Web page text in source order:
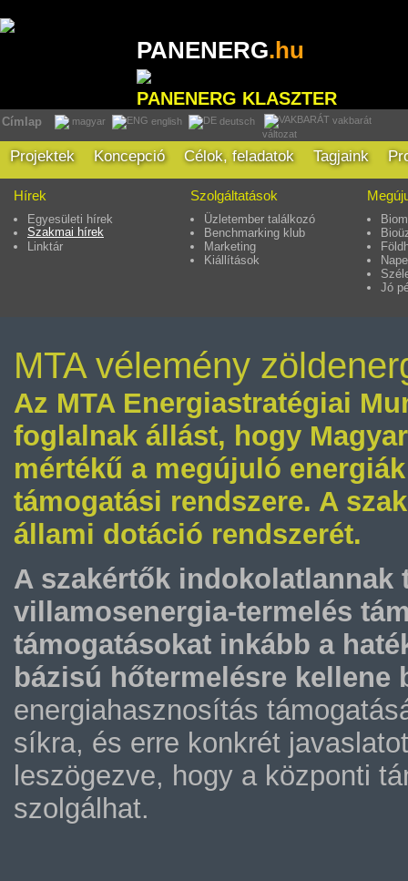
PANENERG.hu
PANENERG KLASZTER
Címlap magyar english deutsch
vakbarát
változat
Projektek Koncepció Célok, feladatok Tagjaink
Hírek
Egyesületi hírek
Szakmai hírek
Linktár
Szolgáltatások
Üzletember találkozó
Benchmarking klub
Marketing
Kiállítások
Jó
MTA vélemény
Az MTA Energiastratégiai
foglalnak állást, hogy
mértékű a megújuló
támogatási rendszere. A
állami dotáció rendszerét.
A szakértők indokolatlannak
villamosenergia-termelés
támogatásokat inkább a
bázisú hőtermelésre kellene
energiahasznosítás
síkra, és erre konkrét
leszögezve, hogy a központi
szolgálhat.